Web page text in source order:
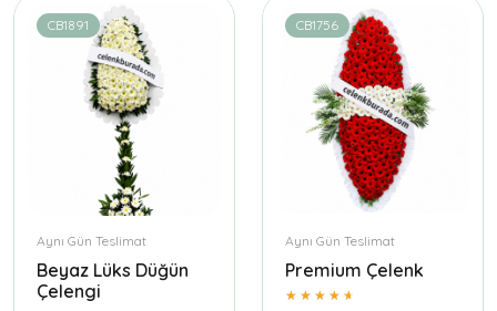
CB1891
Aynı Gün Teslimat
Beyaz Lüks Düğün
Çelengi
CB1756
Aynı Gün Teslimat
Premium Çelenk